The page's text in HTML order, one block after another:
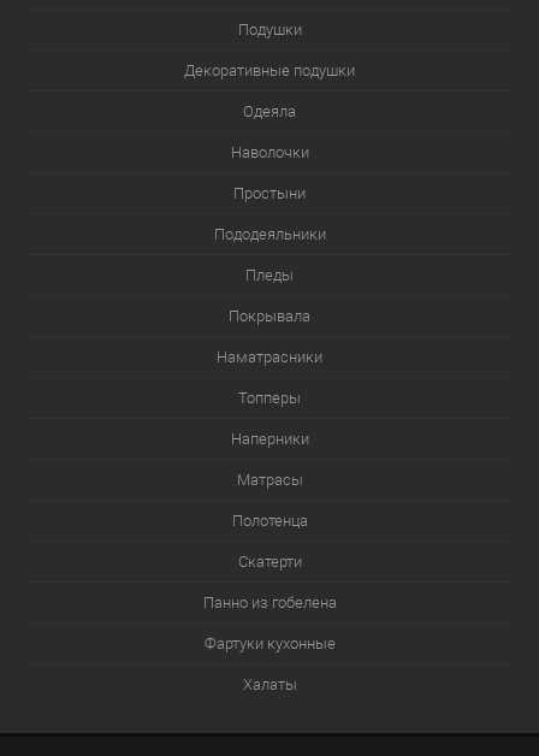
Подушки
Декоративные подушки
Одеяла
Наволочки
Простыни
Пододеяльники
Пледы
Покрывала
Наматрасники
Топперы
Наперники
Матрасы
Полотенца
Скатерти
Панно из гобелена
Фартуки кухонные
Халаты